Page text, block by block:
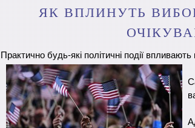
ЯК ВПЛИНУТЬ
Практично будь-які політичні події